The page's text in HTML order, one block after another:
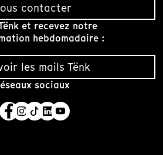
contacter
et recevez notre
hebdomadaire :
les mails Tënk
sociaux